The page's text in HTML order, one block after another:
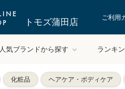
トモズ蒲田店 ご利用
人気ブランドから探す ランキ
化粧品 ヘアケア・ボディケア